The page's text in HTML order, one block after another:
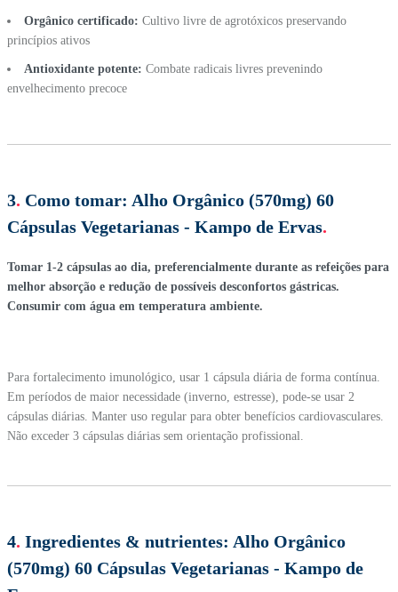
Orgânico certificado: Cultivo livre de agrotóxicos preservando
princípios ativos
Antioxidante potente: Combate radicais livres prevenindo
envelhecimento precoce
3. Como tomar: Alho Orgânico (570mg) 60
Cápsulas Vegetarianas - Kampo de Ervas.
Tomar 1-2 cápsulas ao dia, preferencialmente durante as refeições para
melhor absorção e redução de possíveis desconfortos gástricas.
Consumir com água em temperatura ambiente.
Para fortalecimento imunológico, usar 1 cápsula diária de forma contínua.
Em períodos de maior necessidade (inverno, estresse), pode-se usar 2
cápsulas diárias. Manter uso regular para obter benefícios cardiovasculares.
Não exceder 3 cápsulas diárias sem orientação profissional.
4. Ingredientes & nutrientes: Alho Orgânico
(570mg) 60 Cápsulas Vegetarianas - Kampo de